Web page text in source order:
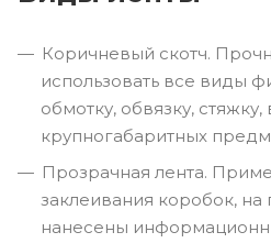
Коричневый скотч.
использовать все виды
обмотку, обвязку, стяжку,
крупногабаритных
Прозрачная лента.
заклеивания коробок, на
нанесены